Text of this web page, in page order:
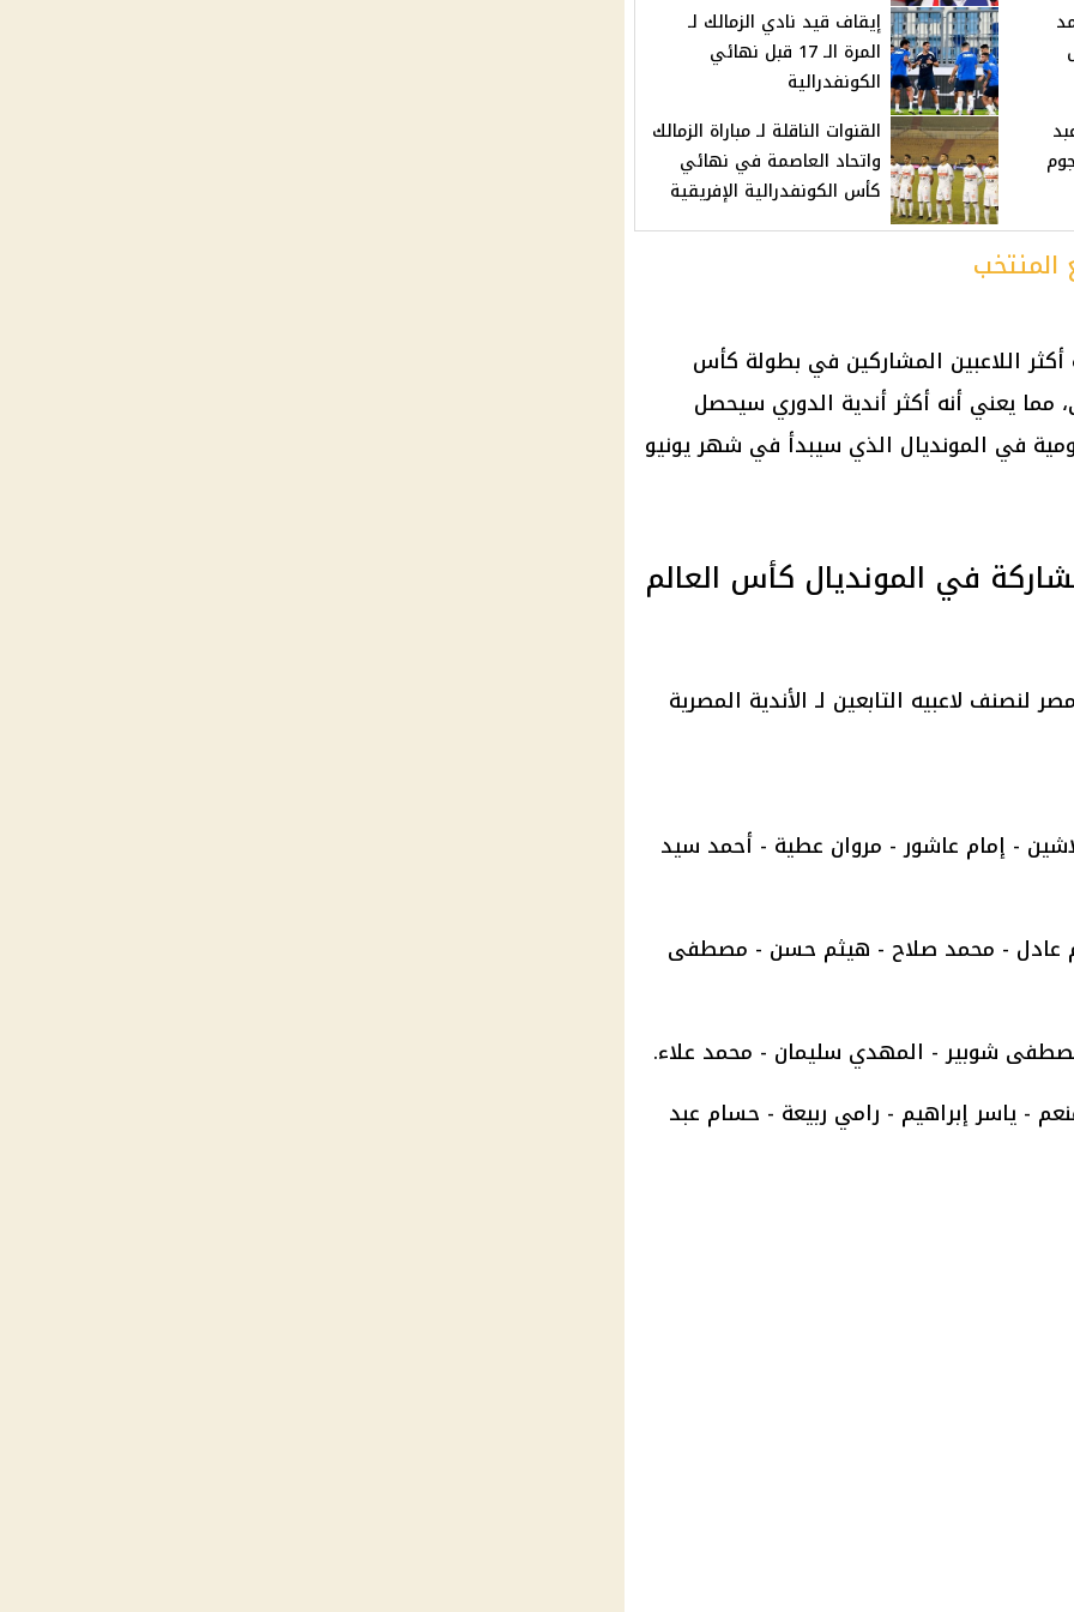
إيقاف قيد نادي الزمالك لـ
المرة الـ 17 قبل نهائي
الكونفدرالية
القنوات الناقلة لـ مباراة الزمالك
واتحاد العاصمة في نهائي
كأس الكونفدرالية الإفريقية
المنتخب
اللاعبين المشاركين في بطولة كأس
مما يعني أنه أكثر أندية الدوري سيحصل
في المونديال الذي سيبدأ في شهر يونيو
في المونديال كأس العالم
لاعبيه التابعين لـ الأندية المصرية
- إمام عاشور - مروان عطية - أحمد سيد
عادل - محمد صلاح - هيثم حسن - مصطفى
شوبير - المهدي سليمان - محمد علاء.
- ياسر إبراهيم - رامي ربيعة - حسام عبد